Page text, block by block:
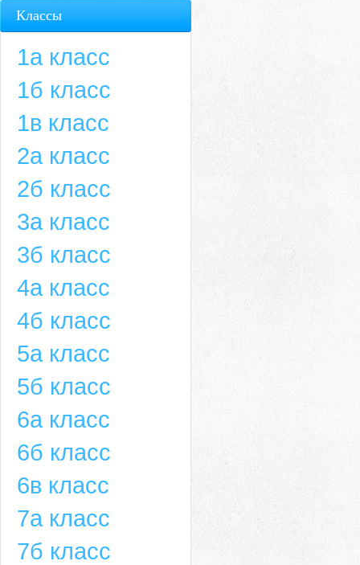
Классы
1а класс
1б класс
1в класс
2а класс
2б класс
3а класс
3б класс
4а класс
4б класс
5а класс
5б класс
6а класс
6б класс
6в класс
7а класс
7б класс